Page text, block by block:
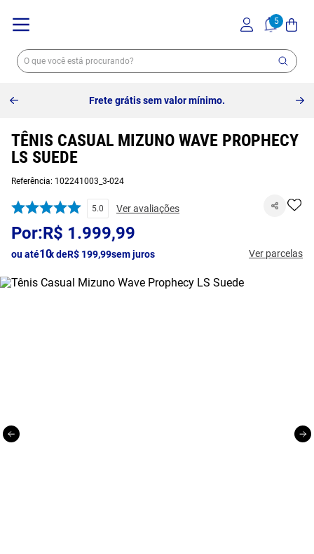
Frete grátis sem valor mínimo.
TÊNIS CASUAL MIZUNO WAVE PROPHECY
LS SUEDE
Referência: 102241003_3-024
5.0 Ver avaliações
R$ 1.999,99
ou até10x deR$ 199,99sem juros Ver parcelas